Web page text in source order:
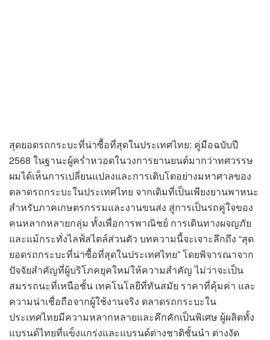
สุดยอดรถกระบะที่น่าซื้อที่สุดในประเทศไทย: คู่มือฉบับปี
2568 ในฐานะผู้คร่ำหวอดในวงการยานยนต์มากว่าทศวรรษ
ผมได้เห็นการเปลี่ยนแปลงและการเติบโตอย่างมหาศาลของ
ตลาดรถกระบะในประเทศไทย จากเดิมที่เป็นเพียงยานพาหนะ
สำหรับภาคเกษตรกรรมและงานขนส่ง สู่การเป็นรถคู่ใจของ
คนหลากหลายกลุ่ม ทั้งเพื่อการพาณิชย์ การเดินทางผจญภัย
และแม้กระทั่งไลฟ์สไตล์ส่วนตัว บทความนี้จะเจาะลึกถึง “สุด
ยอดรถกระบะที่น่าซื้อที่สุดในประเทศไทย” โดยพิจารณาจาก
ปัจจัยสำคัญที่ผู้บริโภคยุคใหม่ให้ความสำคัญ ไม่ว่าจะเป็น
สมรรถนะที่เหนือชั้น เทคโนโลยีที่ทันสมัย ราคาที่คุ้มค่า และ
ความน่าเชื่อถือจากผู้ใช้งานจริง ตลาดรถกระบะใน
ประเทศไทยมีความหลากหลายและคึกคักเป็นพิเศษ ผู้ผลิตทั้ง
แบรนด์ไทยที่แข็งแกร่งและแบรนด์ต่างชาติชั้นนำ ต่างงัด